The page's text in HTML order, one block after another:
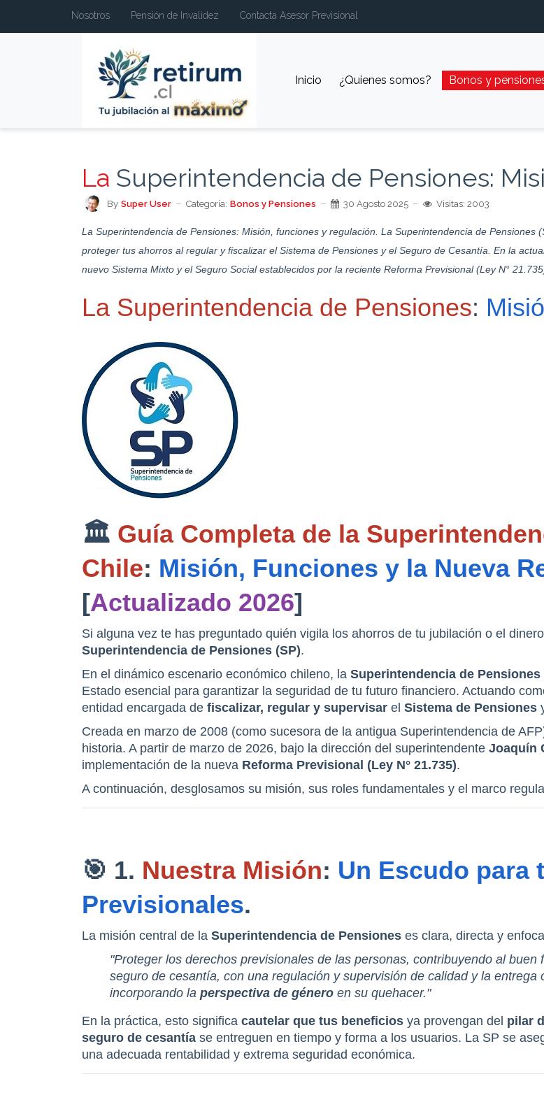
Nosotros Pensión de Invalidez Contacta Asesor Previsional
Inicio ¿Quienes somos? ⁠Bonos y
La Superintendencia de Pensiones:
By Super User Categoría: Bonos y Pensiones 30 Agosto 2025 Visitas: 2003
La Superintendencia de Pensiones: Misión, funciones y regulación. La Superintendencia de
proteger tus ahorros al regular y fiscalizar el Sistema de Pensiones y el Seguro de Cesantía. En la
nuevo Sistema Mixto y el Seguro Social establecidos por la reciente Reforma Previsional (Ley N°
La Superintendencia de Pensiones:
🏛️ Guía Completa de la
Chile: Misión, Funciones y la Nueva
[Actualizado 2026]
Superintendencia de Pensiones (SP).
En el dinámico escenario económico chileno, la Superintendencia de Pensiones
Estado esencial para garantizar la seguridad de tu futuro financiero. Actuando
entidad encargada de fiscalizar, regular y supervisar el Sistema de Pensiones
Creada en marzo de 2008 (como sucesora de la antigua Superintendencia de
historia. A partir de marzo de 2026, bajo la dirección del superintendente Joaquín
implementación de la nueva Reforma Previsional (Ley N° 21.735).
A continuación, desglosamos su misión, sus roles fundamentales y el marco
🎯 1. Nuestra Misión: Un Escudo para
Previsionales.
La misión central de la Superintendencia de Pensiones es clara, directa y
"Proteger los derechos previsionales de las personas, contribuyendo al
seguro de cesantía, con una regulación y supervisión de calidad y la entrega
incorporando la perspectiva de género en su quehacer."
En la práctica, esto significa cautelar que tus beneficios ya provengan del pilar
seguro de cesantía se entreguen en tiempo y forma a los usuarios. La SP se
una adecuada rentabilidad y extrema seguridad económica.